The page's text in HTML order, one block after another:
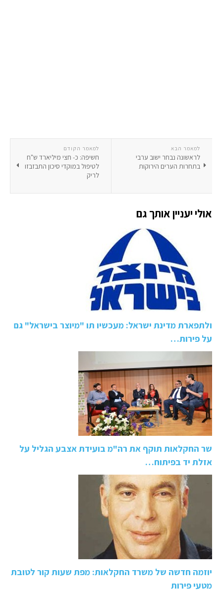
למאמר הקודם
חשיפה: כ- חצי מיליארד ש"ח
לטיפול במוקדי סיכון התבזבזו
לריק
למאמר הבא
לראשונה נבחר ישוב ערבי
בתחרות הערים הירוקות
אולי יעניין אותך גם
ולתפארת מדינת ישראל: מעכשיו תו "מיוצר בישראל" גם
על פירות…
שר החקלאות תוקף את רה"מ בועידת אצבע הגליל על
אזלת יד בפיתוח…
יוזמה חדשה של משרד החקלאות: מפת שעות קור לטובת
מטעי פירות